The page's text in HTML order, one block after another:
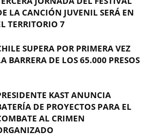
LA CANCIÓN JUVENIL SERÁ EN
TERRITORIO 7
SUPERA POR PRIMERA VEZ
BARRERA DE LOS 65.000 PRESOS
KAST ANUNCIA
DE PROYECTOS PARA EL
AL CRIMEN